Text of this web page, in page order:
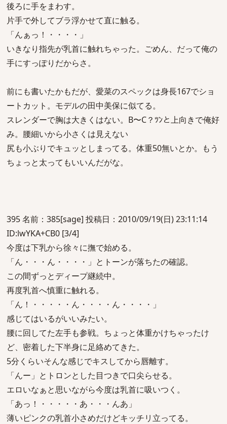
後ろに手をまわす。
片手で外してブラ浮かせて直に触る。
「んぁっ！・・・・」
いきなり指先が乳首に触れちゃった。ごめん、だって俺の
手にすっぽりだからさ。
前にも書いたかもだが、愛菜のスペックは身長167でショ
ートカット。モデルの田中美保に似てる。
スレンダーで胸は大きくはない。B〜C？ﾂﾝと上向きで俺好
み。腰細いから小さくは見えない
尻も小ぶりでキュッとしまってる。体重50無いとか。もう
ちょっと太ってもいいんだがな。
395 名前：385[sage] 投稿日：2010/09/19(日) 23:11:14
ID:lwYKA+CB0 [3/4]
今度は下乳から徐々に撫で始める。
「ん・・・ん・・・・」とトーンが落ちたの確認。
この間ずっとディープ継続中。
再度乳首へ慎重に触れる。
「ん！・・・・・ん・・・・ん・・・・」
感じてはいるがいいみたい。
腰に回してた左手も参戦。ちょっと体重かけちゃったけ
ど、密着した下半身に足絡めてきた。
5分くらいそんな感じでキスしてから唇離す。
「んー」とトロンとした目つきで口尖らせる。
エロいなぁと思いながら今度は乳首に吸いつく。
「あっ！・・・・・あ・・・んあ」
薄いピンクの乳首小さめだけどキッチリ立ってる。